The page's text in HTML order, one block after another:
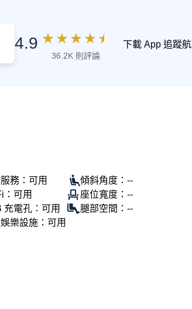
4.9 ★ ★ ★ ★ ★
36.2K 則評論
下載 App 追蹤
務：可用
：可用
充電孔：可用
樂設施：可用
傾斜角度：--
座位寬度：--
腿部空間：--